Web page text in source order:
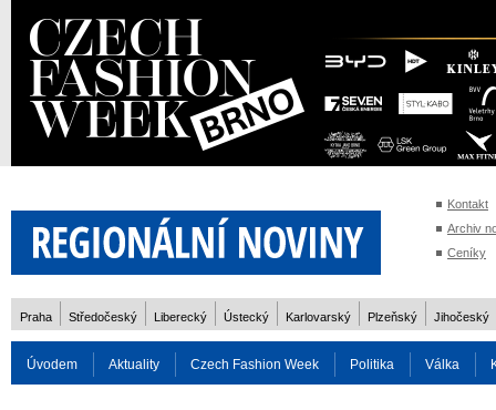
Kontakt
Archiv
Ceníky
Praha Středočeský Liberecký Ústecký Karlovarský Plzeňský Jihočeský
Úvodem Aktuality Czech Fashion Week Politika Válka